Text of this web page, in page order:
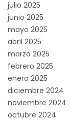
julio 2025
junio 2025
mayo 2025
abril 2025
marzo 2025
febrero 2025
enero 2025
diciembre 2024
noviembre 2024
octubre 2024